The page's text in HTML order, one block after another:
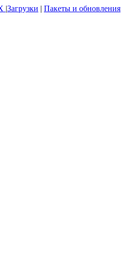
|Загрузки | Пакеты и обновления